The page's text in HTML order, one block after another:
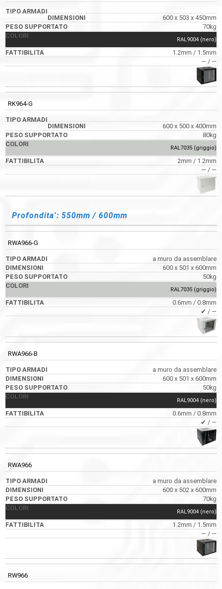
600 x 503 x 450mm
70kg
RAL9004 (nero)
1.2mm / 1.5mm
― / ―
RK964-G
600 x 500 x 400mm
80kg
RAL7035 (griggio)
2mm / 1.2mm
― / ―
Profondita’: 550mm / 600mm
RWA966-G
a muro da assemblare
600 x 501 x 600mm
50kg
RAL7035 (griggio)
0.6mm / 0.8mm
✔ / ―
RWA966-B
a muro da assemblare
600 x 501 x 600mm
50kg
RAL9004 (nero)
0.6mm / 0.8mm
✔ / ―
RWA966
a muro da assemblare
600 x 502 x 600mm
70kg
RAL9004 (nero)
1.2mm / 1.5mm
― / ―
RW966